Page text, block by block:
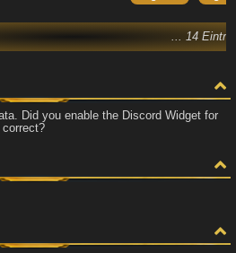
Did you enable the Discord Widget for
... 14